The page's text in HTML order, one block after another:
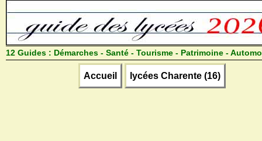
12 Guides : Démarches - Santé - Tourisme - Patrimoine -
Accueil lycées Charente (16)